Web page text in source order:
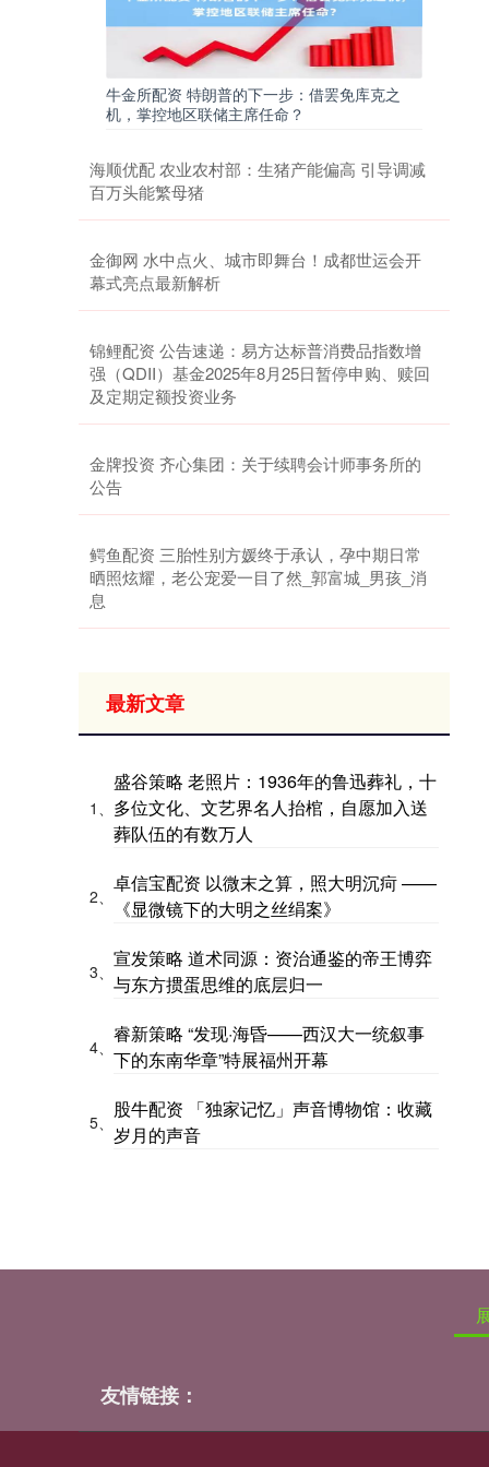
牛金所配资 特朗普的下一步：借罢免库克之
机，掌控地区联储主席任命？
海顺优配 农业农村部：生猪产能偏高 引导调减
百万头能繁母猪
金御网 水中点火、城市即舞台！成都世运会开
幕式亮点最新解析
锦鲤配资 公告速递：易方达标普消费品指数增
强（QDII）基金2025年8月25日暂停申购、赎回
及定期定额投资业务
金牌投资 齐心集团：关于续聘会计师事务所的
公告
鳄鱼配资 三胎性别方媛终于承认，孕中期日常
晒照炫耀，老公宠爱一目了然_郭富城_男孩_消
息
最新文章
1、
盛谷策略 老照片：1936年的鲁迅葬礼，十
多位文化、文艺界名人抬棺，自愿加入送
葬队伍的有数万人
2、
卓信宝配资 以微末之算，照大明沉疴 ——
《显微镜下的大明之丝绢案》
3、
宣发策略 道术同源：资治通鉴的帝王博弈
与东方掼蛋思维的底层归一
4、
睿新策略 “发现·海昏——西汉大一统叙事
下的东南华章”特展福州开幕
5、
股牛配资 「独家记忆」声音博物馆：收藏
岁月的声音
友情链接：